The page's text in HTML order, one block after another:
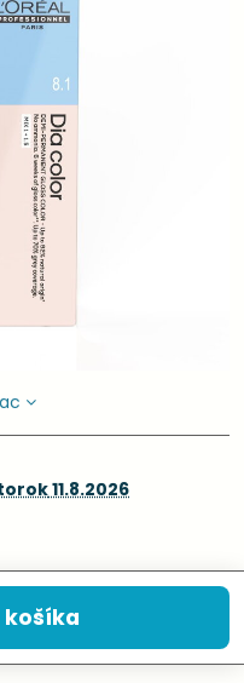
11.8.2026
košíka